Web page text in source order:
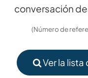
conversación
(Número de
Ver la